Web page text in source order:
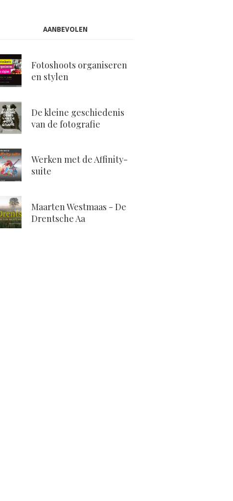
AANBEVOLEN
Fotoshoots organiseren
en stylen
De kleine geschiedenis
van de fotografie
Werken met de Affinity-
suite
Maarten Westmaas - De
Drentsche Aa